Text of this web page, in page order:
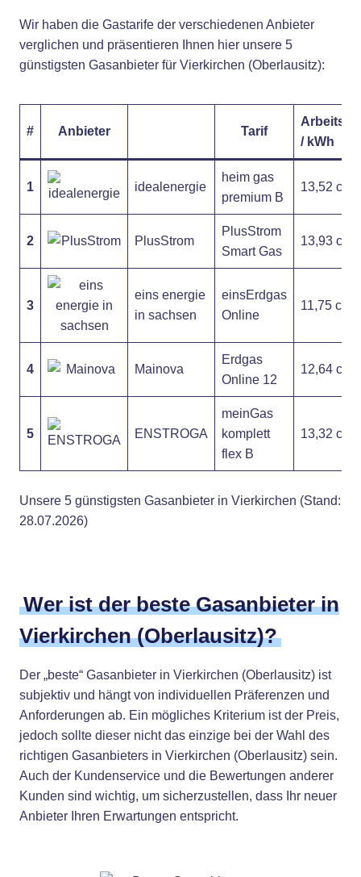
Wir haben die Gastarife der verschiedenen Anbieter
verglichen und präsentieren Ihnen hier unsere 5
günstigsten Gasanbieter für Vierkirchen (Oberlausitz):
# Anbieter Tarif
/ kWh
1 idealenergie
heim gas
premium B
13,52 ct
2 PlusStrom
PlusStrom
Smart Gas
13,93 ct
3
eins energie
in sachsen
einsErdgas
Online
11,75 ct
4 Mainova
Erdgas
Online 12
12,64 ct
5 ENSTROGA
meinGas
komplett
flex B
13,32 ct
Unsere 5 günstigsten Gasanbieter in Vierkirchen (Stand:
28.07.2026)
Wer ist der beste Gasanbieter in
Vierkirchen (Oberlausitz)?
Der „beste“ Gasanbieter in Vierkirchen (Oberlausitz) ist
subjektiv und hängt von individuellen Präferenzen und
Anforderungen ab. Ein mögliches Kriterium ist der Preis,
jedoch sollte dieser nicht das einzige bei der Wahl des
richtigen Gasanbieters in Vierkirchen (Oberlausitz) sein.
Auch der Kundenservice und die Bewertungen anderer
Kunden sind wichtig, um sicherzustellen, dass Ihr neuer
Anbieter Ihren Erwartungen entspricht.